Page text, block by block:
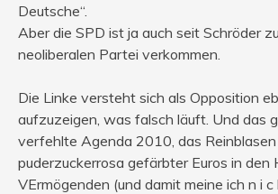
Deutsche“.
Aber die SPD ist ja auch seit Schröder
neoliberalen Partei verkommen.
Die Linke versteht sich als Opposition
aufzuzeigen, was falsch läuft. Und das
verfehlte Agenda 2010, das Reinblasen
puderzuckerrosa gefärbter Euros in den
VErmögenden (und damit meine ich n i c